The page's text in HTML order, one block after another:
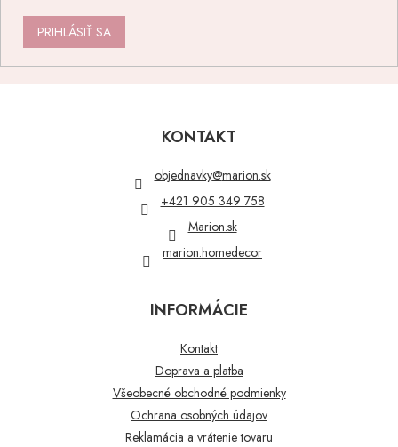
PRIHLÁSIŤ SA
KONTAKT
objednavky@marion.sk
+421 905 349 758
Marion.sk
marion.homedecor
INFORMÁCIE
Kontakt
Doprava a platba
Všeobecné obchodné podmienky
Ochrana osobných údajov
Reklamácia a vrátenie tovaru